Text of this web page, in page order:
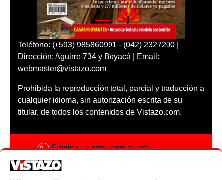
Teléfono: (+593) 985860991 - (042) 2327200 |
Dirección: Aguirre 734 y Boyacá | Email:
webmaster@vistazo.com
Prohibida la reproducción total, parcial y traducción a
cualquier idioma, sin autorización escrita de su
titular, de todos los contenidos de Vistazo.com.
Empieza a seguirnos ahora